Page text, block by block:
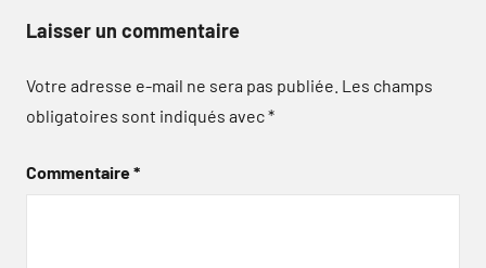
Laisser un commentaire
Votre adresse e-mail ne sera pas publiée. Les champs
obligatoires sont indiqués avec*
Commentaire*